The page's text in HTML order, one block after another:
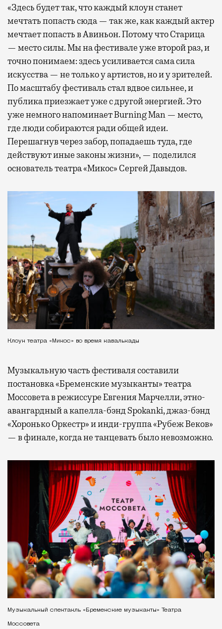
«Здесь будет так, что каждый клоун станет
мечтать попасть сюда — так же, как каждый актер
мечтает попасть в Авиньон. Потому что Старица
— место силы. Мы на фестивале уже второй раз, и
точно понимаем: здесь усиливается сама сила
искусства — не только у артистов, но и у зрителей.
По масштабу фестиваль стал вдвое сильнее, и
публика приезжает уже с другой энергией. Это
уже немного напоминает Burning Man — место,
где люди собираются ради общей идеи.
Перешагнув через забор, попадаешь туда, где
действуют иные законы жизни», — поделился
основатель театра «Микос» Сергей Давыдов.
Клоун театра «Микос» во время кавалькады
Музыкальную часть фестиваля составили
постановка «Бременские музыканты» театра
Моссовета в режиссуре Евгения Марчелли, этно-
авангардный а капелла-бэнд Spokanki, джаз-бэнд
«Хоронько Оркестр» и инди-группа «Рубеж Веков»
— в финале, когда не танцевать было невозможно.
Музыкальный спектакль «Бременские музыканты» Театра
Моссовета